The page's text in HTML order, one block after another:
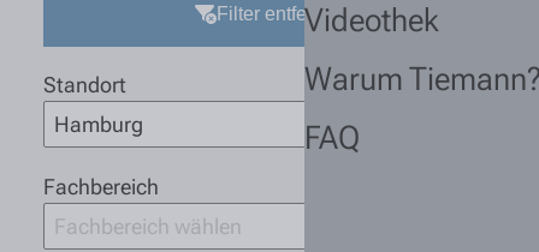
Videothek
Warum
FAQ
Filter entfernen
Standort
Hamburg
Fachbereich
Fachbereich wählen